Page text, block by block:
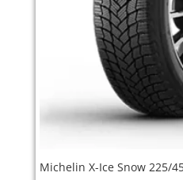
Michelin X-Ice Snow 225/